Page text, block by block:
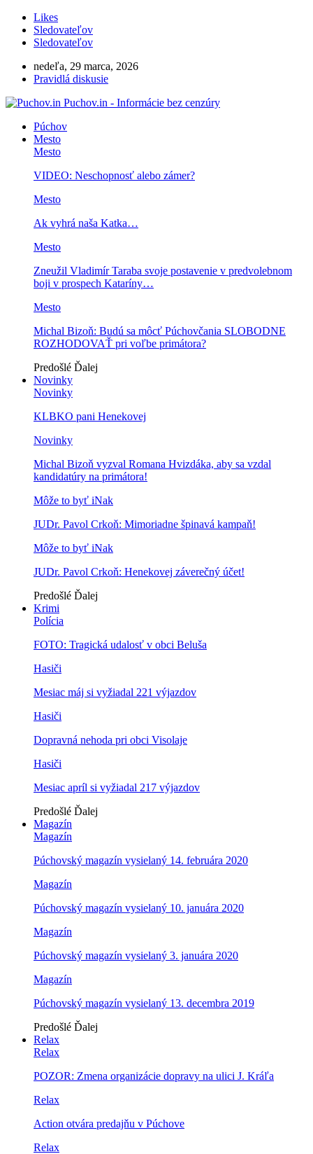
Likes
Sledovateľov
Sledovateľov
nedeľa, 29 marca, 2026
Pravidlá diskusie
Puchov.in - Informácie bez cenzúry
Púchov
Mesto
Mesto
VIDEO: Neschopnosť alebo zámer?
Mesto
Ak vyhrá naša Katka…
Mesto
Zneužil Vladimír Taraba svoje postavenie v predvolebnom
boji v prospech Kataríny…
Mesto
Michal Bizoň: Budú sa môcť Púchovčania SLOBODNE
ROZHODOVAŤ pri voľbe primátora?
Predošlé Ďalej
Novinky
Novinky
KLBKO pani Henekovej
Novinky
Michal Bizoň vyzval Romana Hvizdáka, aby sa vzdal
kandidatúry na primátora!
Môže to byť iNak
JUDr. Pavol Crkoň: Mimoriadne špinavá kampaň!
Môže to byť iNak
JUDr. Pavol Crkoň: Henekovej záverečný účet!
Predošlé Ďalej
Krimi
Polícia
FOTO: Tragická udalosť v obci Beluša
Hasiči
Mesiac máj si vyžiadal 221 výjazdov
Hasiči
Dopravná nehoda pri obci Visolaje
Hasiči
Mesiac apríl si vyžiadal 217 výjazdov
Predošlé Ďalej
Magazín
Magazín
Púchovský magazín vysielaný 14. februára 2020
Magazín
Púchovský magazín vysielaný 10. januára 2020
Magazín
Púchovský magazín vysielaný 3. januára 2020
Magazín
Púchovský magazín vysielaný 13. decembra 2019
Predošlé Ďalej
Relax
Relax
POZOR: Zmena organizácie dopravy na ulici J. Kráľa
Relax
Action otvára predajňu v Púchove
Relax